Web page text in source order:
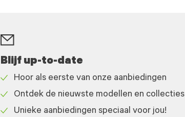
Blijf up-to-date
icon
Hoor als eerste van onze aanbiedingen
icon
Ontdek de nieuwste modellen en collecties
Unieke aanbiedingen speciaal voor jou!